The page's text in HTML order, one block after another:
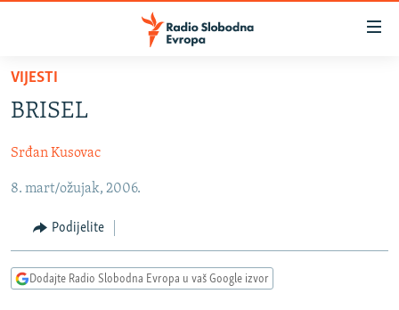
Pređite
glavni
Pređite
na
navigaciju
Pređite
na
pretragu
SRBIJA
KOSOVO
CRNA GORA
VIZUELNO
VIDEO
PODCASTI
VIJESTI
BRISEL
Srđan Kusovac
8. mart/ožujak, 2006.
Podijelite
Dodajte Radio Slobodna Evropa u vaš Google izvor